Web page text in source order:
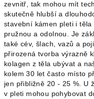
zevnitř, tak mohou mít
skutečně hlubší a
stavební kámen pleti i
pružnou a odolnou. Je
také cév, šlach, vazů a
přirozená tvorba výrazně
kolagen z těla ubývat a
kolem 30 let často místo
jen přibližně 20 - 25 %. U
v pleti mohou pohybovat